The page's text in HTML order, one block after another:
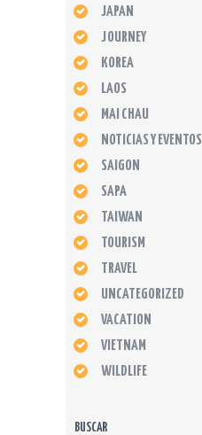
JAPAN
JOURNEY
KOREA
LAOS
MAI CHAU
NOTICIAS Y EVENTOS
SAIGON
SAPA
TAIWAN
TOURISM
TRAVEL
UNCATEGORIZED
VACATION
VIETNAM
WILDLIFE
BUSCAR